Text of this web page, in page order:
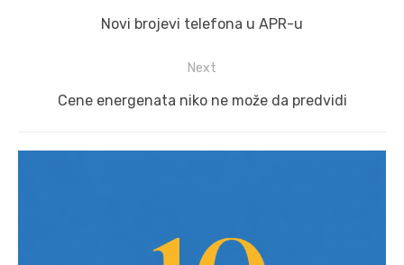
navigationPrevious
Novi brojevi telefona u APR-u
Next
Next
Cene energenata niko ne može da predvidi